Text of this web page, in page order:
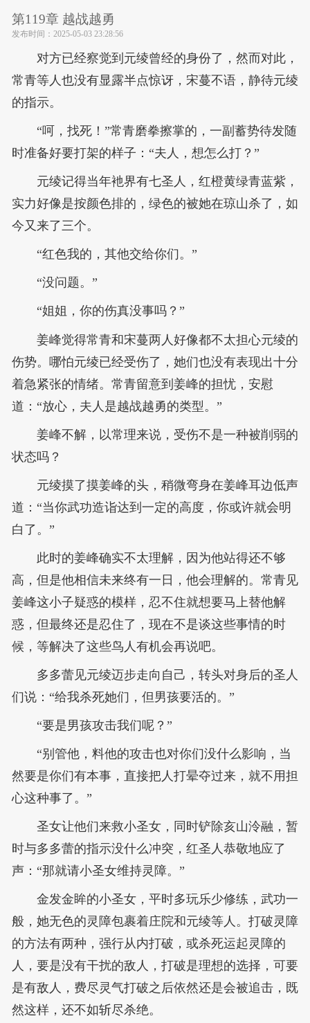
第119章 越战越勇
发布时间： 2025-05-03 23:28:56
对方已经察觉到元绫曾经的身份了，然而对此，
常青等人也没有显露半点惊讶，宋蔓不语，静待元绫
的指示。
“呵，找死！”常青磨拳擦掌的，一副蓄势待发随
时准备好要打架的样子：“夫人，想怎么打？”
元绫记得当年衪界有七圣人，红橙黄绿青蓝紫，
实力好像是按颜色排的，绿色的被她在琼山杀了，如
今又来了三个。
“红色我的，其他交给你们。”
“没问题。”
“姐姐，你的伤真没事吗？”
姜峰觉得常青和宋蔓两人好像都不太担心元绫的
伤势。哪怕元绫已经受伤了，她们也没有表现出十分
着急紧张的情绪。常青留意到姜峰的担忧，安慰
道：“放心，夫人是越战越勇的类型。”
姜峰不解，以常理来说，受伤不是一种被削弱的
状态吗？
元绫摸了摸姜峰的头，稍微弯身在姜峰耳边低声
道：“当你武功造诣达到一定的高度，你或许就会明
白了。”
此时的姜峰确实不太理解，因为他站得还不够
高，但是他相信未来终有一日，他会理解的。常青见
姜峰这小子疑惑的模样，忍不住就想要马上替他解
惑，但最终还是忍住了，现在不是谈这些事情的时
候，等解决了这些鸟人有机会再说吧。
多多蕾见元绫迈步走向自己，转头对身后的圣人
们说：“给我杀死她们，但男孩要活的。”
“要是男孩攻击我们呢？”
“别管他，料他的攻击也对你们没什么影响，当
然要是你们有本事，直接把人打晕夺过来，就不用担
心这种事了。”
圣女让他们来救小圣女，同时铲除亥山泠融，暂
时与多多蕾的指示没什么冲突，红圣人恭敬地应了
声：“那就请小圣女维持灵障。”
金发金眸的小圣女，平时多玩乐少修练，武功一
般，她无色的灵障包裹着庄院和元绫等人。打破灵障
的方法有两种，强行从内打破，或杀死运起灵障的
人，要是没有干扰的敌人，打破是理想的选择，可要
是有敌人，费尽灵气打破之后依然还是会被追击，既
然这样，还不如斩尽杀绝。